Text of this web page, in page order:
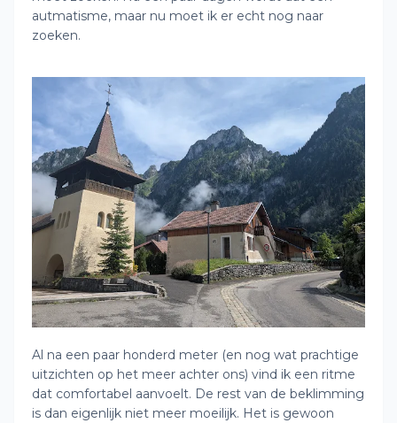
autmatisme, maar nu moet ik er echt nog naar
zoeken.
Al na een paar honderd meter (en nog wat prachtige
uitzichten op het meer achter ons) vind ik een ritme
dat comfortabel aanvoelt. De rest van de beklimming
is dan eigenlijk niet meer moeilijk. Het is gewoon